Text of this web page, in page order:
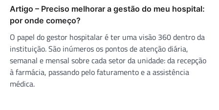
Artigo – Preciso melhorar a gestão do meu hospital:
por onde começo?
O papel do gestor hospitalar é ter uma visão 360 dentro da
instituição. São inúmeros os pontos de atenção diária,
semanal e mensal sobre cada setor da unidade: da recepção
à farmácia, passando pelo faturamento e a assistência
médica.